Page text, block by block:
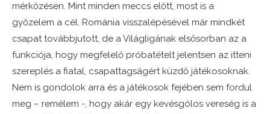
mérkőzésen. Mint minden meccs előtt, most is a
győzelem a cél. Románia visszalépésével már mindkét
csapat továbbjutott, de a Világligának elsősorban az a
funkciója, hogy megfelelő próbatételt jelentsen az itteni
szereplés a fiatal, csapattagságért küzdő játékosoknak.
Nem is gondolok arra és a játékosok fejében sem fordul
meg – remélem -, hogy akár egy kevésgólos vereség is a